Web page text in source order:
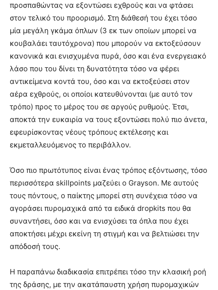
προσπαθώντας να εξοντώσει εχθρούς και να φτάσει
στον τελικό του προορισμό. Στη διάθεσή του έχει τόσο
μία μεγάλη γκάμα όπλων (3 εκ των οποίων μπορεί να
κουβαλάει ταυτόχρονα) που μπορούν να εκτοξεύσουν
κανονικά και ενισχυμένα πυρά, όσο και ένα ενεργειακό
λάσο που του δίνει τη δυνατότητα τόσο να φέρει
αντικείμενα κοντά του, όσο και να εκτοξεύσει στον
αέρα εχθρούς, οι οποίοι κατευθύνονται (με αυτό τον
τρόπο) προς το μέρος του σε αργούς ρυθμούς. Έτσι,
αποκτά την ευκαιρία να τους εξοντώσει πολύ πιο άνετα,
εφευρίσκοντας νέους τρόπους εκτέλεσης και
εκμεταλλευόμενος το περιβάλλον.
Όσο πιο πρωτότυπος είναι ένας τρόπος εξόντωσης, τόσο
περισσότερα skillpoints μαζεύει ο Grayson. Με αυτούς
τους πόντους, ο παίκτης μπορεί στη συνέχεια τόσο να
αγοράσει πυρομαχικά από τα ειδικά dropkits που θα
συναντήσει, όσο και να ενισχύσει τα όπλα που έχει
αποκτήσει μέχρι εκείνη τη στιγμή και να βελτιώσει την
απόδοσή τους.
Η παραπάνω διαδικασία επιτρέπει τόσο την κλασική ροή
της δράσης, με την ακατάπαυστη χρήση πυρομαχικών